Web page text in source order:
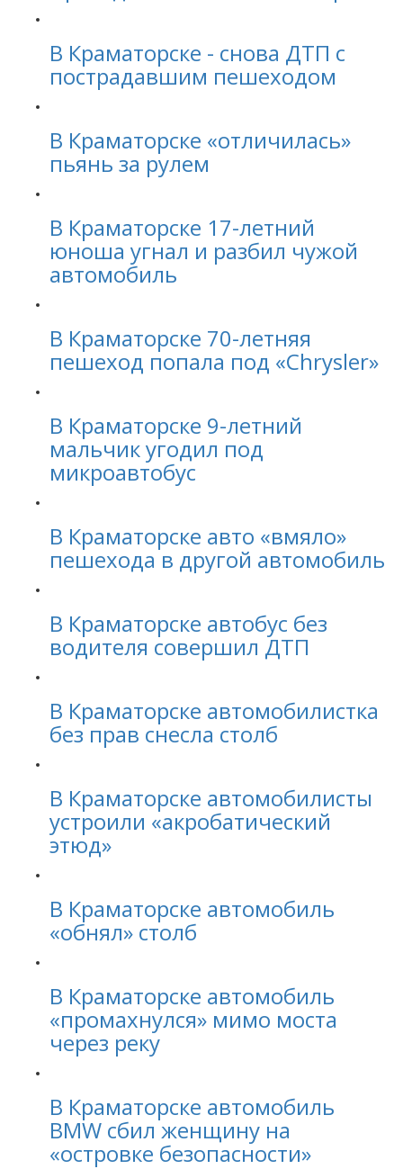
В Краматорске - снова ДТП с
пострадавшим пешеходом
В Краматорске «отличилась»
пьянь за рулем
В Краматорске 17-летний
юноша угнал и разбил чужой
автомобиль
В Краматорске 70-летняя
пешеход попала под «Chrysler»
В Краматорске 9-летний
мальчик угодил под
микроавтобус
В Краматорске авто «вмяло»
пешехода в другой автомобиль
В Краматорске автобус без
водителя совершил ДТП
В Краматорске автомобилистка
без прав снесла столб
В Краматорске автомобилисты
устроили «акробатический
этюд»
В Краматорске автомобиль
«обнял» столб
В Краматорске автомобиль
«промахнулся» мимо моста
через реку
В Краматорске автомобиль
BMW сбил женщину на
«островке безопасности»